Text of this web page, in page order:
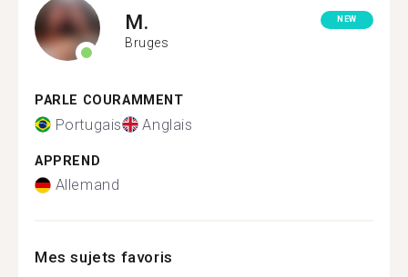
M.
Bruges
NEW
PARLE COURAMMENT
Portugais Anglais
APPREND
Allemand
Mes sujets favoris